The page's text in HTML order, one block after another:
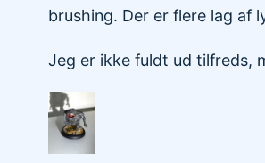
brushing. Der er flere lag af
Jeg er ikke fuldt ud tilfreds,